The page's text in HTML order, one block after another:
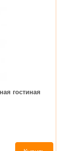
гостиная